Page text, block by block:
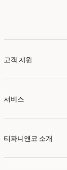
고객 지원
서비스
티파니앤코 소개